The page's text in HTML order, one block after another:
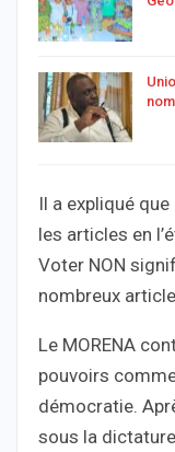
Il a expliqué
les articles en
Voter NON
nombreux
Le MORENA
pouvoirs
démocratie.
sous la